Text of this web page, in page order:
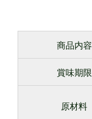
商品内容
賞味期限
原材料